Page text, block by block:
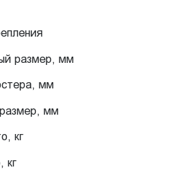
размер, мм
мм
мм
кг
кг